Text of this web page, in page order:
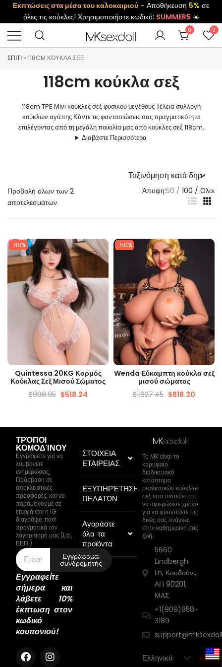
Εκπτώσεις στα μέσα του καλοκαιριού – Αποθήκευση 5% σε
όλες τις κούκλες! Χρησιμοποιήστε κωδικό: SUMMER5 ☀️
0 0
ΣΠΊΤΙ » 118CM ΚΟΎΚΛΑ ΣΕΞ
118cm κούκλα σεξ
118cm TPE Μίνι κούκλες σεξ φυσικού μεγέθους Τέλεια συλλογή
κούκλων αγάπης Κάντε τις φαντασιώσεις σας πραγματικότητα
επιλέγοντας από τη μεγάλη ποικιλία μας από κούκλες σεξ 118cm.
Διαβάστε Περισσότερα
Προβολή όλων των 2
αποτελεσμάτων
Άποψη:50 100 Ολοι
-48%
ΓΡΉΓΟΡΗ ΜΑΤΙΆ
Quintessa 20KG Κορμός
Κούκλας Σεξ Μισού Σώματος
$998.95 $518.24
-50%
ΓΡΉΓΟΡΗ ΜΑΤΙΆ
Wenda Εύκαμπτη κούκλα σεξ
μισού σώματος
$1,627.45 $818.30
ΤΡΌΠΟΙ
ΚΟΜΟΔΊΝΟΥ
Εγγραφείτε για να
λαμβάνετε
ενημερώσεις,
Πρόσβαση σε
αποκλειστικές
προσφορές, και να
παραμείνουμε σε
επαφή εάν η IG
διαγράψει ποτέ
πραγματικά τον
λογαριασμό μας (Lol,
ΕΕΠ!)
Εγγράφομαι
συνδρομητής
Εγγραφείτε
σήμερα και
λάβετε 10%
έκπτωση στον
κωδικό
κουπονιού!
ΣΤΟΙΧΕΙΑ
ΕΤΑΙΡΕΙΑΣ
ΕΞΥΠΗΡΈΤΗΣΗ
ΠΕΛΑΤΏΝ
Αγοράστε
όλα τα
προϊόντα
Το MK είναι το
κορυφαίο
διαδικτυακό
κατάστημα
ρεαλιστικών κούκλων
σεξ που πιστεύει στο
να αφιερώσετε χρόνο
για να φροντίσετε τις
δικές σας ανάγκες
στην καθημερινή σας
ζωή.
5660
Lindbergh
Ln, Κουδούνι,
ΑΠ 90201,
ΜΑΣ
+1(909)858-
3189